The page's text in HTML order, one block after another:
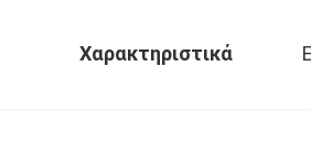
Χαρακτηριστικά